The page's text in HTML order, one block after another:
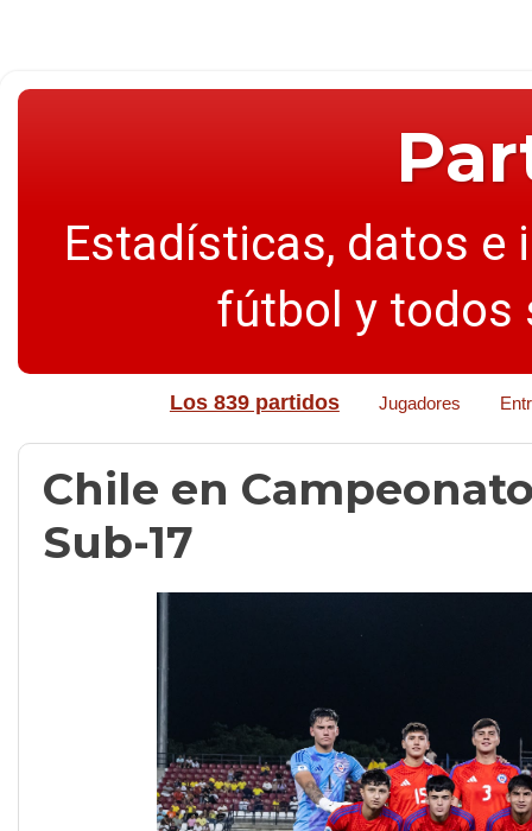
Estadísticas, datos e
fútbol y todos
Los 839 partidos Jugadores
Chile en
Sub-17